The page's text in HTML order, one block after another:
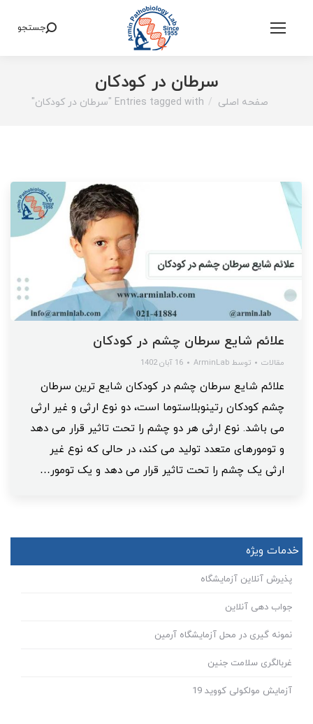
Search:
جستجو
سرطان در کودکان
You are here:
صفحه اصلی Entries tagged with "سرطان در کودکان"
علائم شایع سرطان چشم در کودکان
مقالات توسط ArminLab 16 آبان 1402
علائم شایع سرطان چشم در کودکان شایع ترین سرطان
چشم کودکان رتینوبلاستوما است، دو نوع ارثی و غیر ارثی
می‌ باشد. نوع ارثی هر دو چشم را تحت تاثیر قرار می دهد
و تومورهای متعدد تولید می کند، در حالی که نوع غیر
ارثی یک چشم را تحت تاثیر قرار می دهد و یک تومور…
خدمات ویژه
پذیرش آنلاین آزمایشگاه
جواب دهی آنلاین
نمونه گیری در محل آزمایشگاه آرمین
غربالگری سلامت جنین
آزمایش مولکولی کووید 19